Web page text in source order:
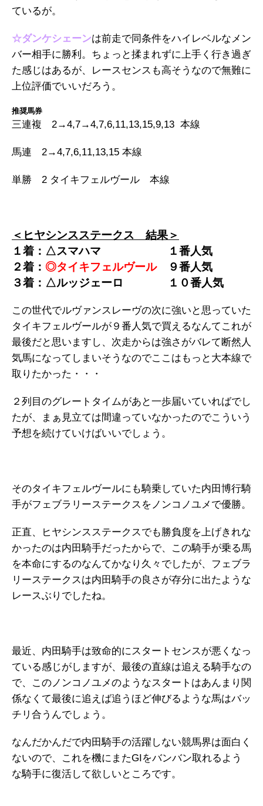
ているが。
☆ダンケシェーンは前走で同条件をハイレベルなメン
バー相手に勝利。ちょっと揉まれずに上手く行き過ぎ
た感じはあるが、レースセンスも高そうなので無難に
上位評価でいいだろう。
推奨馬券
三連複 2→4,7→4,7,6,11,13,15,9,13 本線
馬連 2→4,7,6,11,13,15 本線
単勝 2 タイキフェルヴール 本線
＜ヒヤシンスステークス 結果＞
１着：△スマハマ １番人気
２着： ◎タイキフェルヴール９番人気
３着： △ルッジェーロ １０番人気
この世代でルヴァンスレーヴの次に強いと思っていた
タイキフェルヴールが９番人気で買えるなんてこれが
最後だと思いますし、次走からは強さがバレて断然人
気馬になってしまいそうなのでここはもっと大本線で
取りたかった・・・
２列目のグレートタイムがあと一歩届いていればでし
たが、まぁ見立ては間違っていなかったのでこういう
予想を続けていけばいいでしょう。
そのタイキフェルヴールにも騎乗していた内田博行騎
手がフェブラリーステークスをノンコノユメで優勝。
正直、ヒヤシンスステークスでも勝負度を上げきれな
かったのは内田騎手だったからで、この騎手が乗る馬
を本命にするのなんてかなり久々でしたが、フェブラ
リーステークスは内田騎手の良さが存分に出たような
レースぶりでしたね。
最近、内田騎手は致命的にスタートセンスが悪くなっ
ている感じがしますが、最後の直線は追える騎手なの
で、このノンコノユメのようなスタートはあんまり関
係なくて最後に追えば追うほど伸びるような馬はバッ
チリ合うんでしょう。
なんだかんだで内田騎手の活躍しない競馬界は面白く
ないので、これを機にまたGIをバンバン取れるよう
な騎手に復活して欲しいところです。